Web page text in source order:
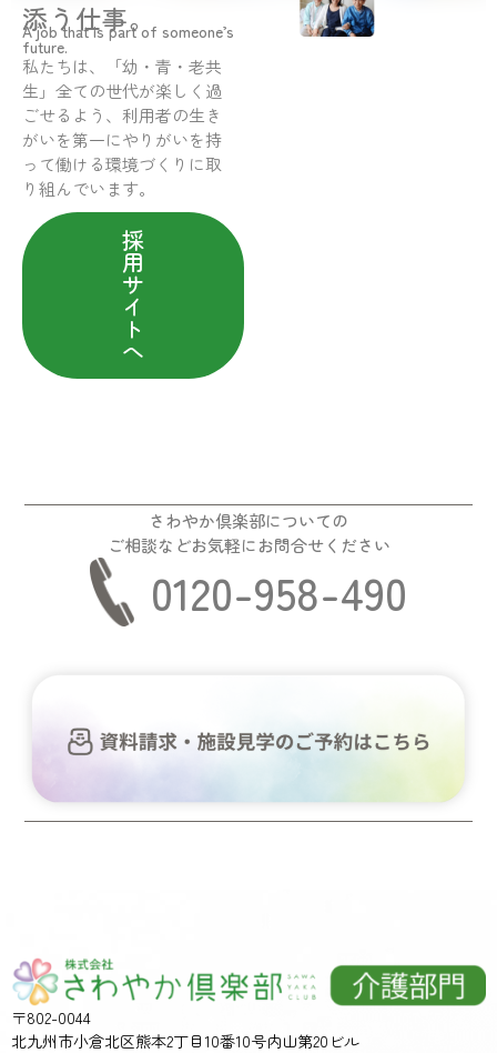
添う仕事。
A job that is part of someone’s
future.
私たちは、「幼・青・老共
生」全ての世代が楽しく過
ごせるよう、利用者の生き
がいを第一にやりがいを持
って働ける環境づくりに取
り組んでいます。
採
用
サ
イ
ト
へ
さわやか倶楽部についての
ご相談などお気軽にお問合せください
0120-958-490
〒802-0044
北九州市小倉北区熊本2丁目10番10号内山第20ビル